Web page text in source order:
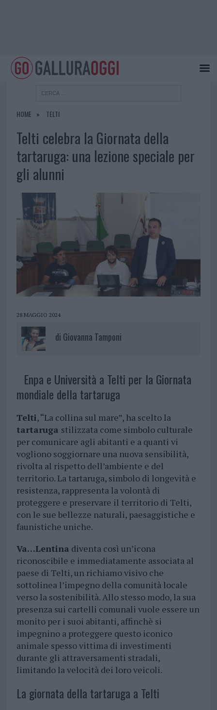
HOME TELTI
Telti celebra la Giornata della
tartaruga: una lezione speciale per
gli alunni
28 MAGGIO 2024
di Giovanna Tamponi
Enpa e Università a Telti per la Giornata
mondiale della tartaruga
Telti, “La collina sul mare”, ha scelto la
tartaruga stilizzata come simbolo culturale
per comunicare agli abitanti e a quanti vi
vogliono soggiornare una nuova sensibilità,
rivolta al rispetto dell’ambiente e del
territorio. La tartaruga, simbolo di longevità e
resistenza, rappresenta la volontà di
proteggere e preservare il territorio di Telti,
con le sue bellezze naturali, paesaggistiche e
faunistiche uniche.
Va…Lentina diventa così un’icona
riconoscibile e immediatamente associata al
paese di Telti, un richiamo visivo che
sottolinea l’impegno della comunità locale
verso la sostenibilità. Allo stesso modo, la sua
presenza sui cartelli comunali vuole essere un
monito per i suoi abitanti, affinchè si
impegnino a proteggere questo iconico
animale spesso vittima di investimenti
durante gli attraversamenti stradali,
limitando la velocità dei loro veicoli.
La giornata della tartaruga a Telti